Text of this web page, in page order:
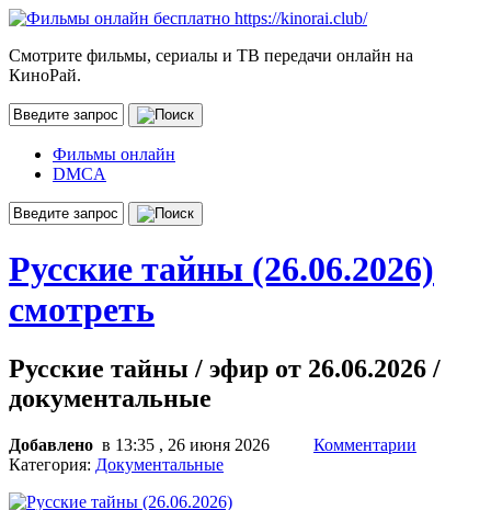
Смотрите фильмы, сериалы и ТВ передачи онлайн на
КиноРай.
Фильмы онлайн
DMCA
Русские тайны (26.06.2026)
смотреть
Русские тайны / эфир от 26.06.2026 /
документальные
Добавлено в 13:35 , 26 июня 2026
Комментарии
Категория: Документальные